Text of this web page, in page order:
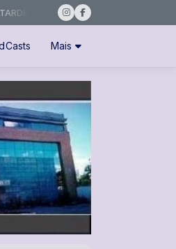
Mais